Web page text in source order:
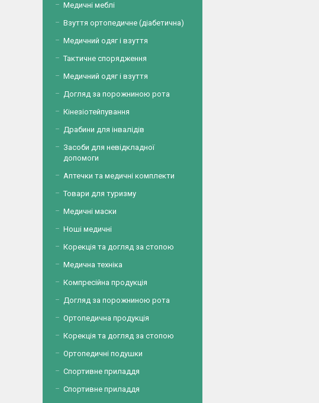
Медичні меблі
Взуття ортопедичне (діабетична)
Медичний одяг і взуття
Тактичне спорядження
Медичний одяг і взуття
Догляд за порожниною рота
Кінезіотейпування
Драбини для інвалідів
Засоби для невідкладної
допомоги
Аптечки та медичні комплекти
Товари для туризму
Медичні маски
Ноші медичні
Корекція та догляд за стопою
Медична техніка
Компресійна продукція
Догляд за порожниною рота
Ортопедична продукція
Корекція та догляд за стопою
Ортопедичні подушки
Спортивне приладдя
Спортивне приладдя